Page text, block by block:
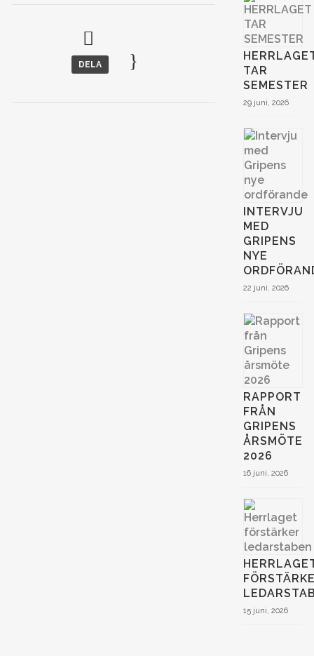
DELA
TAR
SEMESTER
29 juni, 2026
INTERVJU
MED
GRIPENS
NYE
22 juni, 2026
RAPPORT
FRÅN
GRIPENS
ÅRSMÖTE
2026
16 juni, 2026
15 juni, 2026